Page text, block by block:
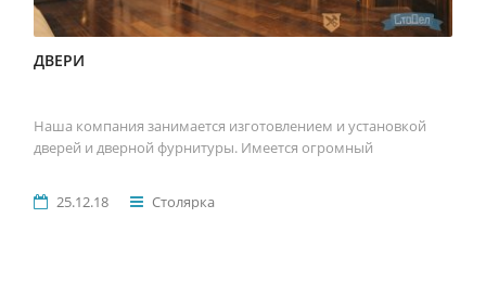
ДВЕРИ
Наша компания занимается изготовлением и установкой
дверей и дверной фурнитуры. Имеется огромный
25.12.18 Столярка